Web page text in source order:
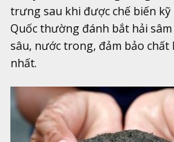
trưng sau khi được chế biến
Quốc thường đánh bắt hải
sâu, nước trong, đảm bảo
nhất.